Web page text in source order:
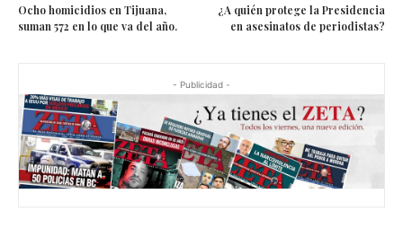
Ocho homicidios en Tijuana,
suman 572 en lo que va del año.
¿A quién protege la Presidencia
en asesinatos de periodistas?
- Publicidad -